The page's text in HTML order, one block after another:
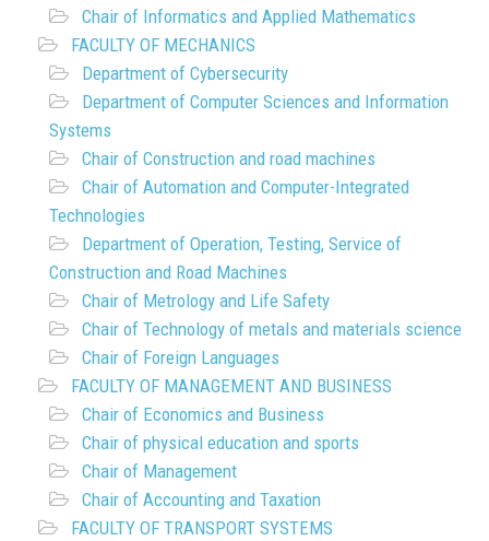
Chair of Informatics and Applied Mathematics
FACULTY OF MECHANICS
Department of Cybersecurity
Department of Computer Sciences and Information
Systems
Chair of Construction and road machines
Chair of Automation and Computer-Integrated
Technologies
Department of Operation, Testing, Service of
Construction and Road Machines
Chair of Metrology and Life Safety
Chair of Technology of metals and materials science
Chair of Foreign Languages
FACULTY OF MANAGEMENT AND BUSINESS
Chair of Economics and Business
Chair of physical education and sports
Chair of Management
Chair of Accounting and Taxation
FACULTY OF TRANSPORT SYSTEMS